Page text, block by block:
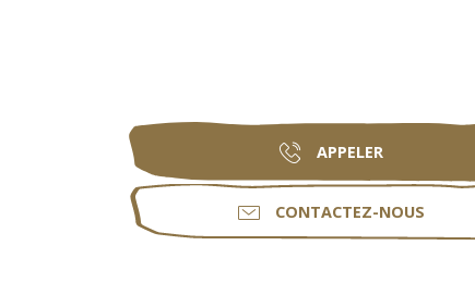
APPELER
CONTACTEZ-NOUS